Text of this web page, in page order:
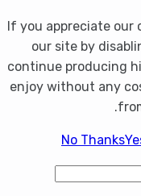
If you appreciate our
our site by
continue producing
enjoy without any
No Thanks